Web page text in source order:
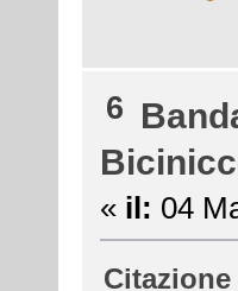
6
« il: 04
Citazione